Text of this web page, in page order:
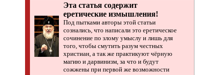
Эта статья содержит
еретические измышления!
Под пытками авторы этой статьи
сознались, что написали это еретическое
сочинение по злому умыслу и лишь для
того, чтобы смутить разум честных
христиан, а так же практикуют чёрную
магию и дарвинизм, за что и будут
сожжены при первой же возможности